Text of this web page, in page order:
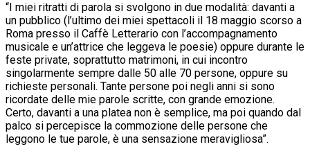
“I miei ritratti di parola si svolgono in due modalità: davanti a
un pubblico (l’ultimo dei miei spettacoli il 18 maggio scorso a
Roma presso il Caffè Letterario con l’accompagnamento
musicale e un’attrice che leggeva le poesie) oppure durante le
feste private, soprattutto matrimoni, in cui incontro
singolarmente sempre dalle 50 alle 70 persone, oppure su
richieste personali. Tante persone poi negli anni si sono
ricordate delle mie parole scritte, con grande emozione.
Certo, davanti a una platea non è semplice, ma poi quando dal
palco si percepisce la commozione delle persone che
leggono le tue parole, è una sensazione meravigliosa”.